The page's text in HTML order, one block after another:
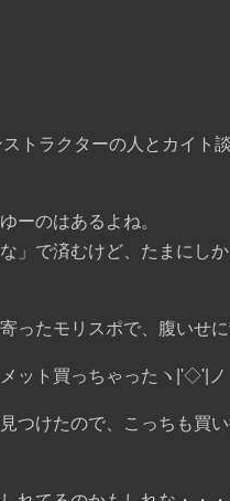
トラクターの人とカイト
ーのはあるよね。
」で済むけど、たまにしか
ったモリスポで、腹いせに
ット買っちゃったヽ|'◇'|ノ
つけたので、こっちも買い